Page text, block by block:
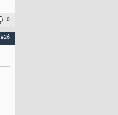
0
#26